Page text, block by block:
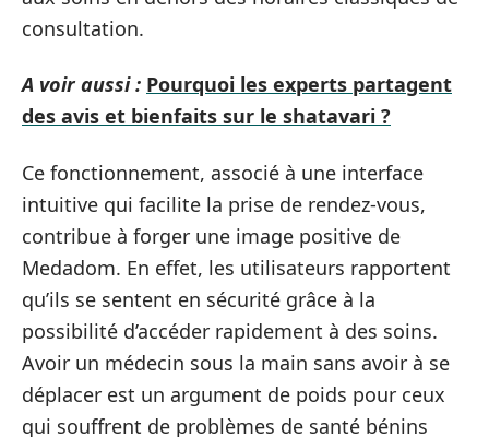
consultation.
A voir aussi : Pourquoi les experts partagent
des avis et bienfaits sur le shatavari ?
Ce fonctionnement, associé à une interface
intuitive qui facilite la prise de rendez-vous,
contribue à forger une image positive de
Medadom. En effet, les utilisateurs rapportent
qu’ils se sentent en sécurité grâce à la
possibilité d’accéder rapidement à des soins.
Avoir un médecin sous la main sans avoir à se
déplacer est un argument de poids pour ceux
qui souffrent de problèmes de santé bénins